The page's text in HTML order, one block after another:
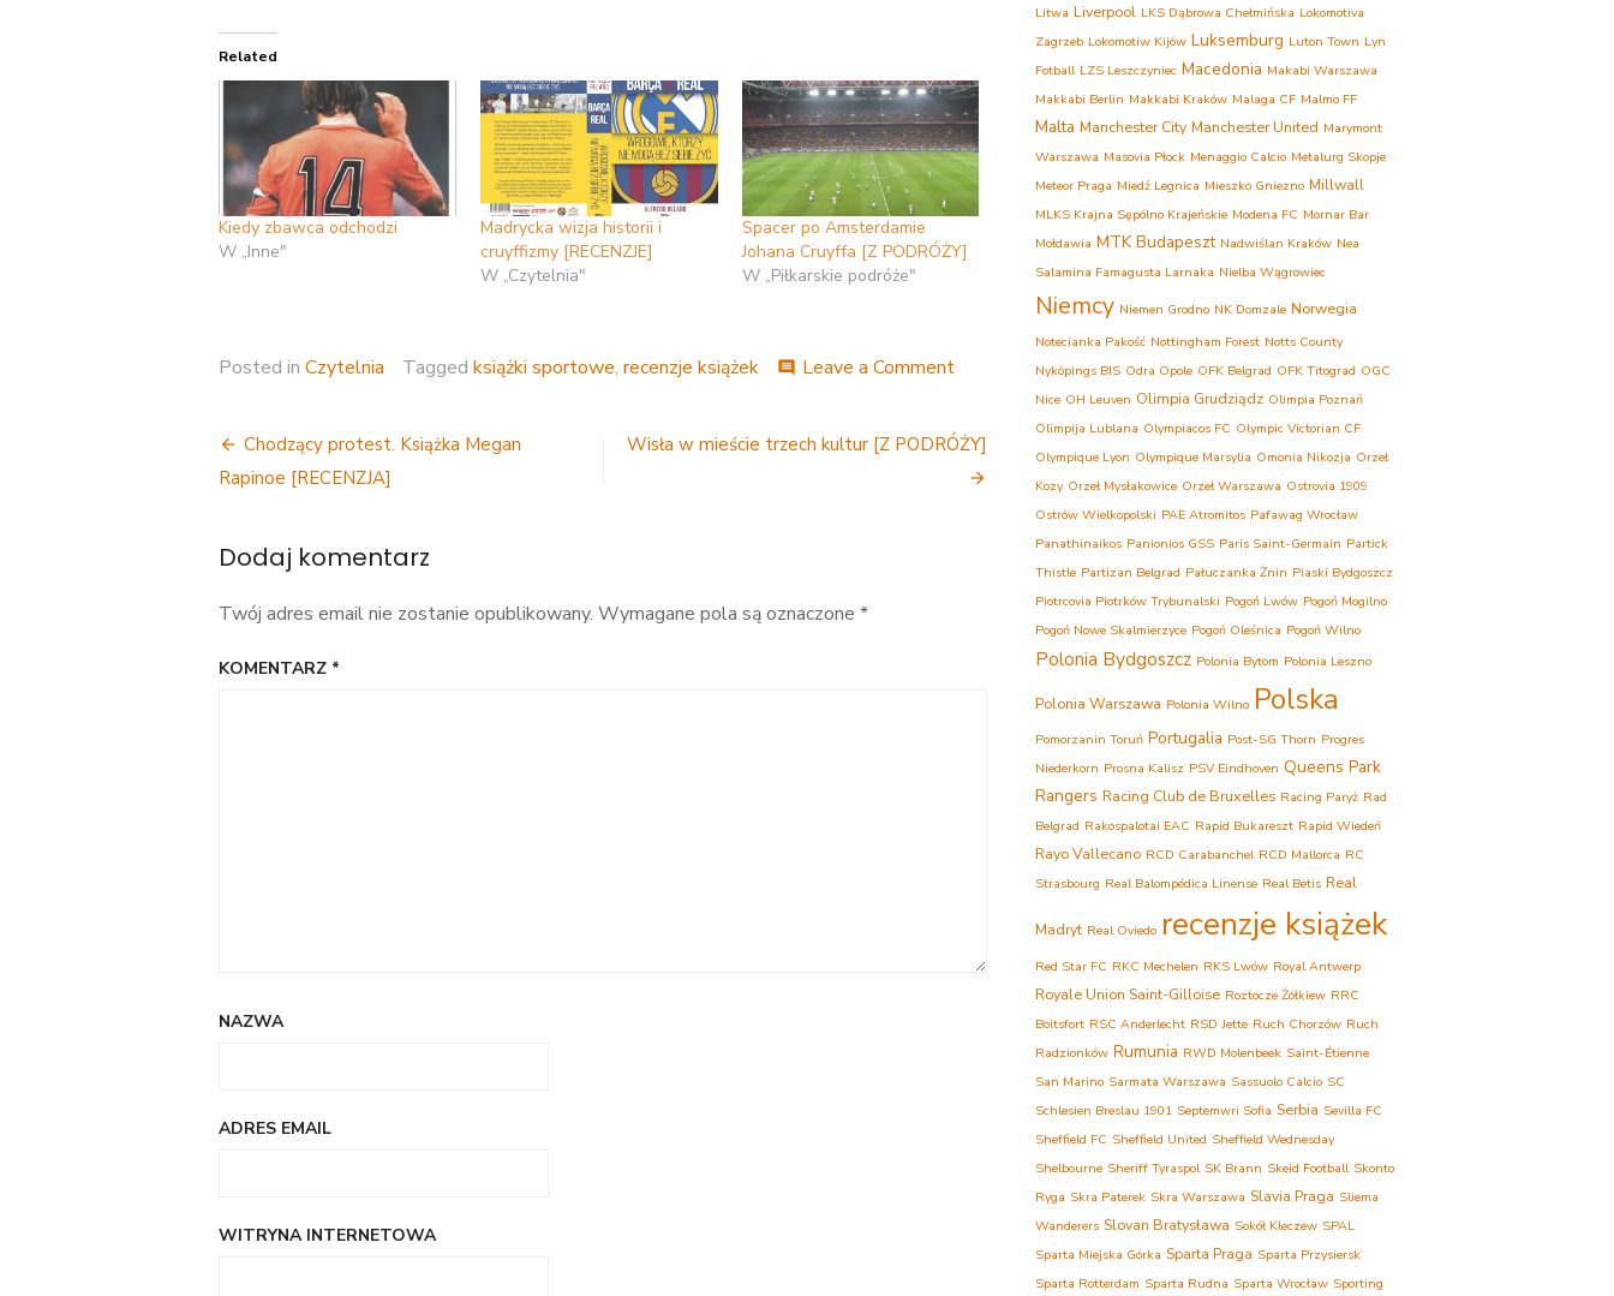
Related
Kiedy zbawca odchodzi
W „Inne"
Madrycka wizja historii i
cruyffizmy [RECENZJE]
W „Czytelnia"
Spacer po Amsterdamie
Johana Cruyffa [Z PODRÓŻY]
W „Piłkarskie podróże"
Posted in Czytelnia Tagged książki sportowe, recenzje książek comment Leave a Commenton
ujęciu
postkrujfiańskim
[Recenzja]
Nawigacja
wpisu
Chodzący protest. Książka Megan
Rapinoe [RECENZJA]
Wisła w mieście trzech kultur [Z PODRÓŻY]
Dodaj komentarz
Twój adres email nie zostanie opublikowany. Wymagane pola są oznaczone *
KOMENTARZ *
NAZWA
ADRES EMAIL
WITRYNA INTERNETOWA
Litwa Liverpool LKS Dąbrowa Chełmińska Lokomotiva
Zagrzeb Lokomotiw Kijów Luksemburg Luton Town Lyn
Fotball LZS Leszczyniec Macedonia Makabi Warszawa
Makkabi Berlin Makkabi Kraków Malaga CF Malmo FF
Malta Manchester City Manchester United Marymont
Warszawa Masovia Płock Menaggio Calcio Metalurg Skopje
Meteor Praga Miedź Legnica Mieszko Gniezno Millwall
MLKS Krajna Sępólno Krajeńskie Modena FC Mornar Bar
Mołdawia MTK Budapeszt Nadwiślan Kraków Nea
Salamina Famagusta Larnaka Nielba Wągrowiec
Niemcy Niemen Grodno NK Domzale Norwegia
Notecianka Pakość Nottingham Forest Notts County
Nyköpings BIS Odra Opole OFK Belgrad OFK Titograd OGC
Nice OH Leuven Olimpia Grudziądz Olimpia Poznań
Olimpija Lublana Olympiacos FC Olympic Victorian CF
Olympique Lyon Olympique Marsylia Omonia Nikozja Orzeł
Kozy Orzeł Mysłakowice Orzeł Warszawa Ostrovia 1909
Ostrów Wielkopolski PAE Atromitos Pafawag Wrocław
Panathinaikos Panionios GSS Paris Saint-Germain Partick
Thistle Partizan Belgrad Pałuczanka Żnin Piaski Bydgoszcz
Piotrcovia Piotrków Trybunalski Pogoń Lwów Pogoń Mogilno
Pogoń Nowe Skalmierzyce Pogoń Oleśnica Pogoń Wilno
Polonia Bydgoszcz Polonia Bytom Polonia Leszno
Polonia Warszawa Polonia Wilno Polska
Pomorzanin Toruń Portugalia Post-SG Thorn Progres
Niederkorn Prosna Kalisz PSV Eindhoven Queens Park
Rangers Racing Club de Bruxelles Racing Paryż Rad
Belgrad Rakospalotai EAC Rapid Bukareszt Rapid Wiedeń
Rayo Vallecano RCD Carabanchel RCD Mallorca RC
Strasbourg Real Balompédica Linense Real Betis Real
Madryt Real Oviedo recenzje książek
Red Star FC RKC Mechelen RKS Lwów Royal Antwerp
Royale Union Saint-Gilloise Roztocze Żółkiew RRC
Boitsfort RSC Anderlecht RSD Jette Ruch Chorzów Ruch
Radzionków Rumunia RWD Molenbeek Saint-Étienne
San Marino Sarmata Warszawa Sassuolo Calcio SC
Schlesien Breslau 1901 Septemwri Sofia Serbia Sevilla FC
Sheffield FC Sheffield United Sheffield Wednesday
Shelbourne Sheriff Tyraspol SK Brann Skeid Football Skonto
Ryga Skra Paterek Skra Warszawa Slavia Praga Sliema
Wanderers Slovan Bratysława Sokół Kleczew SPAL
Sparta Miejska Górka Sparta Praga Sparta Przysiersk
Sparta Rotterdam Sparta Rudna Sparta Wrocław Sporting